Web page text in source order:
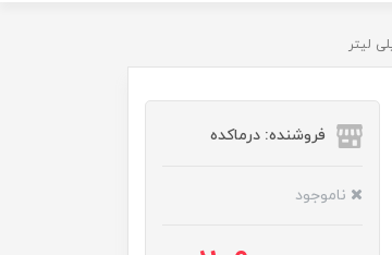
فروشنده: درماکده
ناموجود